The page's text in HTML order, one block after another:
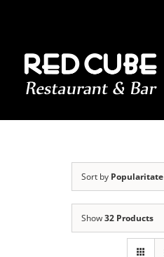
Sort by Popularitate
Show32 Products